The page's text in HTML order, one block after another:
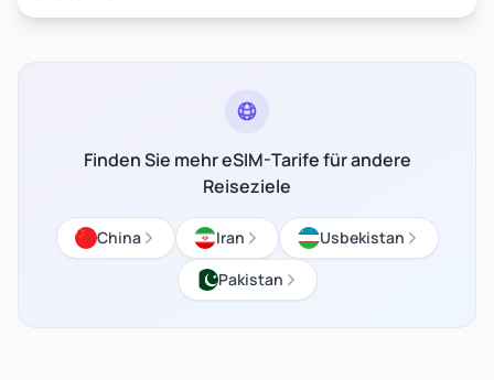
Finden Sie mehr eSIM-Tarife für andere
Reiseziele
China Iran
Usbekistan
Pakistan